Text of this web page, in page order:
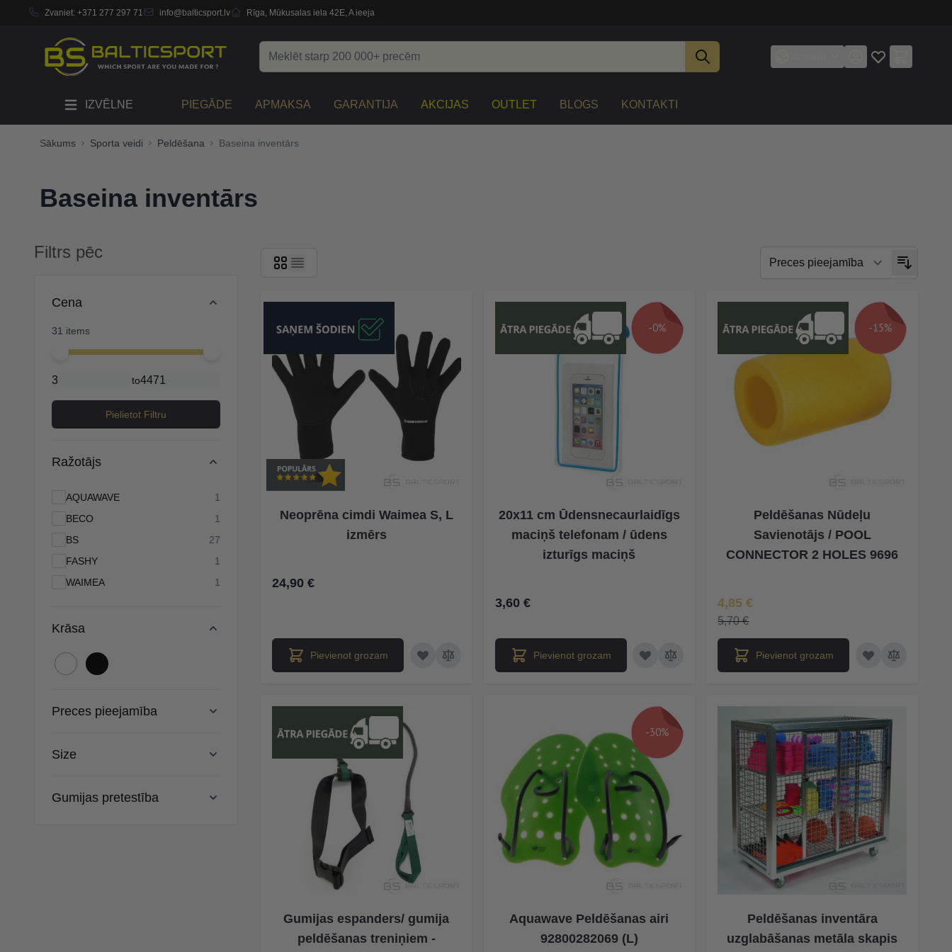
Zvaniet: +371 277 297 71 info@balticsport.lv Rīga, Mūkusalas iela 42E, A ieeja
IZVĒLNE PIEGĀDE APMAKSA GARANTIJA AKCIJAS OUTLET BLOGS KONTAKTI
Sākums Sporta veidi Peldēšana Baseina inventārs
Baseina inventārs
Filtrs pēc
Cena
31 items
Minimal price
Maximum price
to
Pielietot Filtru
Ražotājs
AQUAWAVE 1
BECO
1
products available
BS
27
FASHY
1
WAIMEA
1 products available
Krāsa
Preces pieejamība
Size
Gumijas pretestība
Neoprēna cimdi Waimea S, L
izmērs
24,90 €
Pievienot grozam
-0%
20x11 cm Ūdensnecaurlaidīgs
maciņš telefonam / ūdens
izturīgs maciņš
3,60 €
Pievienot grozam
-15%
Peldēšanas Nūdeļu
Savienotājs / POOL
CONNECTOR 2 HOLES 9696
Īpaša Cena
4,85 €
5,70 €
Pievienot grozam
Gumijas espanders/ gumija
peldēšanas treniņiem -
-30%
Aquawave Peldēšanas airi
92800282069 (L)
Peldēšanas inventāra
uzglabāšanas metāla skapis